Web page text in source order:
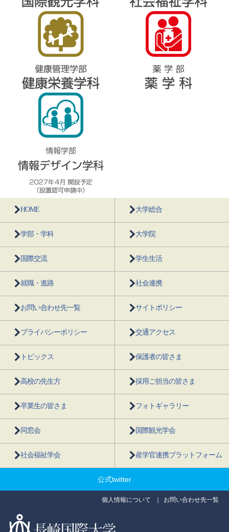
HOME 大学総合
学部・学科 大学院
国際交流 学生生活
就職・進路 社会連携
お問い合わせ先一覧 サイトポリシー
プライバシーポリシー 交通アクセス
トピックス 保護者の皆さま
高校の先生方 採用ご担当の皆さま
卒業生の皆さま フォトギャラリー
同窓会 国際観光学会
社会福祉学会 産学官連携プラットフォーム
公式twitter
個人情報について お問い合わせ先一覧